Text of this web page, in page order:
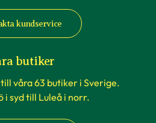
kundservice
butiker
våra 63 butiker i Sverige.
i syd till Luleå i norr.